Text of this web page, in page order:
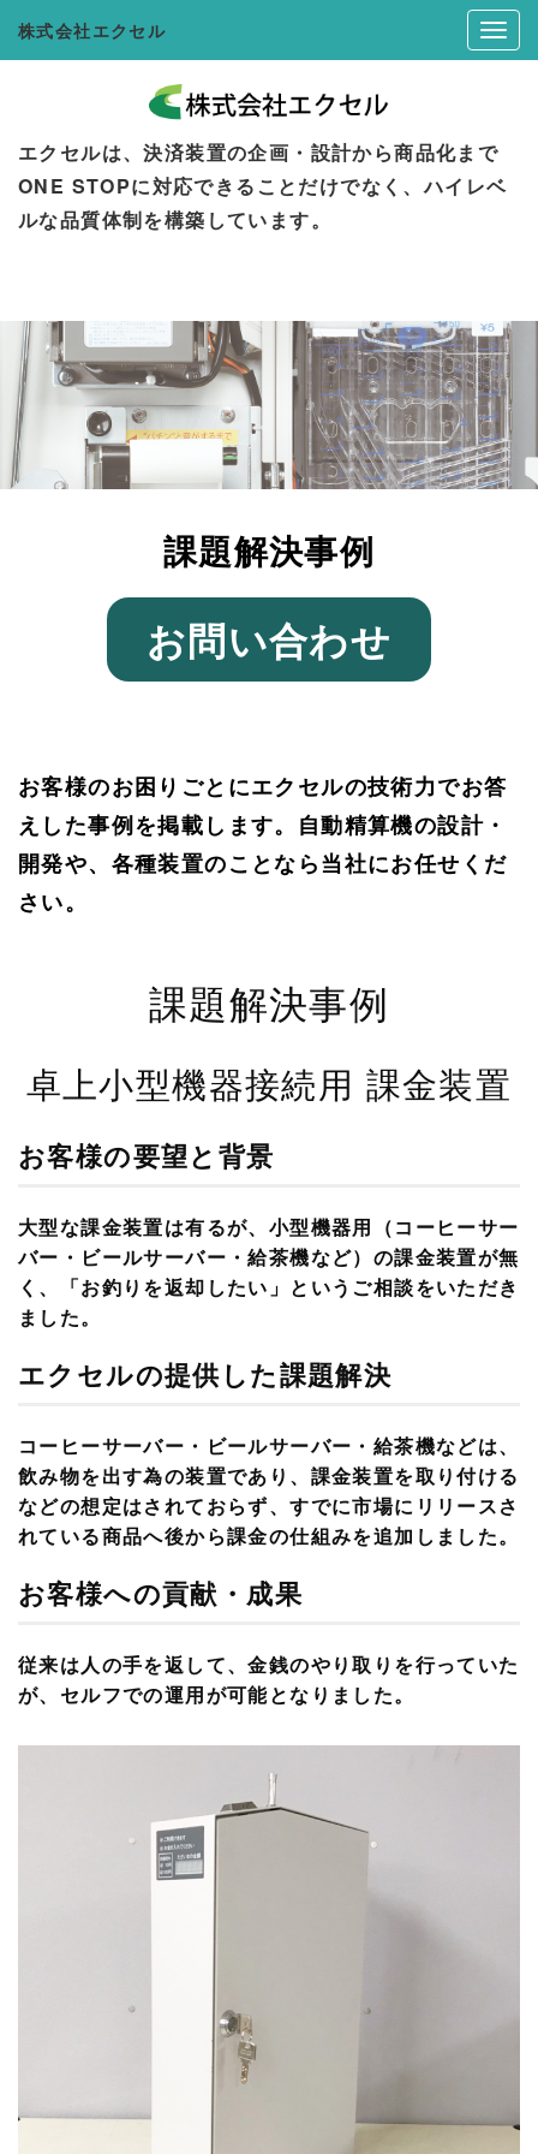
株式会社エクセル
エクセルは、決済装置の企画・設計から商品化まで
ONE STOPに対応できることだけでなく、ハイレベ
ルな品質体制を構築しています。
課題解決事例
お問い合わせ
お客様のお困りごとにエクセルの技術力でお答
えした事例を掲載します。自動精算機の設計・
開発や、各種装置のことなら当社にお任せくだ
さい。
課題解決事例
卓上小型機器接続用 課金装置
お客様の要望と背景
大型な課金装置は有るが、小型機器用（コーヒーサー
バー・ビールサーバー・給茶機など）の課金装置が無
く、「お釣りを返却したい」というご相談をいただき
ました。
エクセルの提供した課題解決
コーヒーサーバー・ビールサーバー・給茶機などは、
飲み物を出す為の装置であり、課金装置を取り付ける
などの想定はされておらず、すでに市場にリリースさ
れている商品へ後から課金の仕組みを追加しました。
お客様への貢献・成果
従来は人の手を返して、金銭のやり取りを行っていた
が、セルフでの運用が可能となりました。